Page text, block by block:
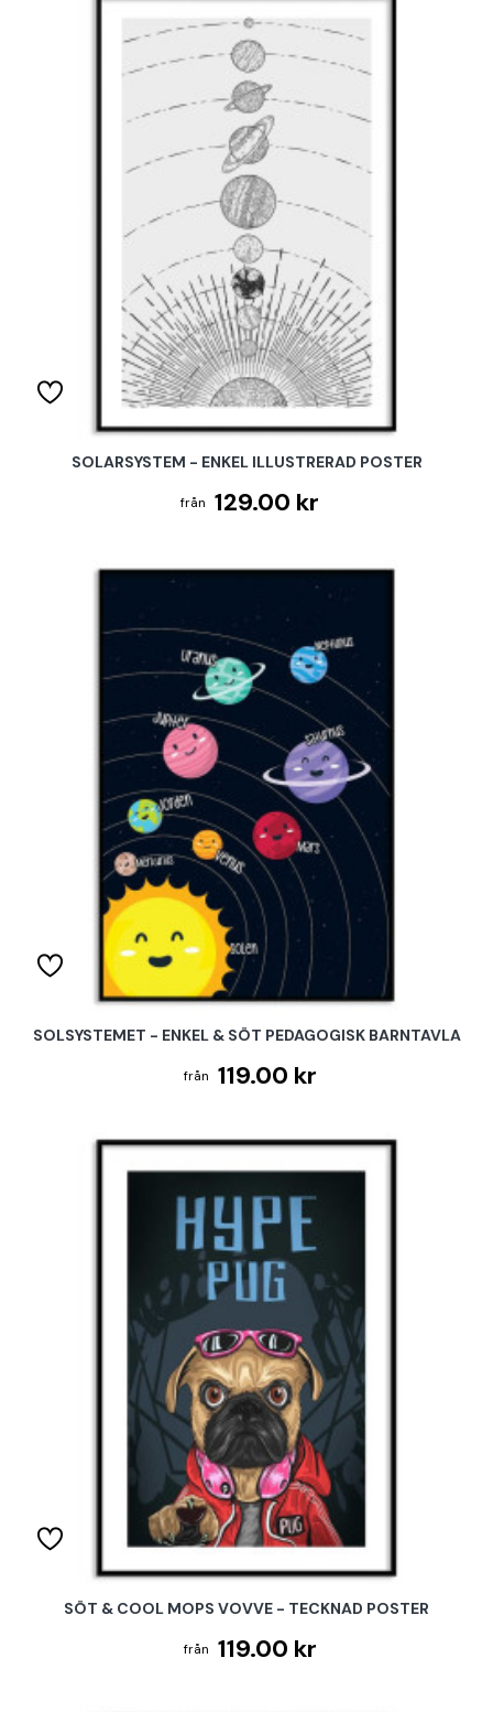
SOLARSYSTEM - ENKEL ILLUSTRERAD POSTER
129.00 kr
SOLSYSTEMET - ENKEL & SÖT PEDAGOGISK BARNTAVLA
119.00 kr
SÖT & COOL MOPS VOVVE - TECKNAD POSTER
119.00 kr